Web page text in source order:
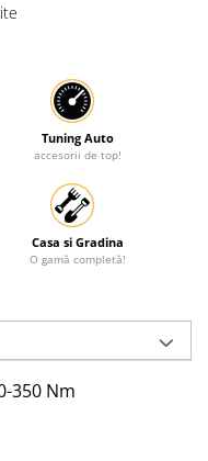
Tuning Auto
accesorii de top!
Casa si Gradina
O gamă completă!
350 Nm